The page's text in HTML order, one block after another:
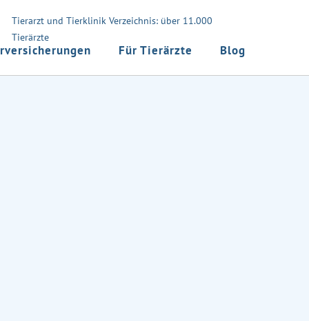
Tierarzt und Tierklinik Verzeichnis: über 11.000
Tierärzte
Für Tierärzte Blog